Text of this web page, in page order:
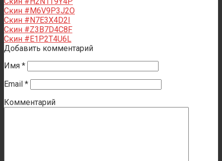
Скин #M6V9P3J2O
Скин #N7E3X4D2I
Скин #Z3B7D4C8F
Скин #E1P2T4U6L
Добавить комментарий
Имя *
Email *
Комментарий